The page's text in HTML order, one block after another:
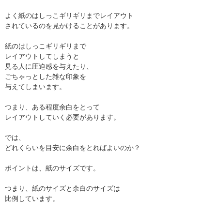
よく紙のはしっこギリギリまでレイアウト
されているのを見かけることがあります。
紙のはしっこギリギリまで
レイアウトしてしまうと
見る人に圧迫感を与えたり、
ごちゃっとした雑な印象を
与えてしまいます。
つまり、ある程度余白をとって
レイアウトしていく必要があります。
では、
どれくらいを目安に余白をとればよいのか？
ポイントは、紙のサイズです。
つまり、紙のサイズと余白のサイズは
比例しています。